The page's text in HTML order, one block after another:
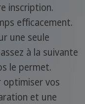
inscription.
efficacement.
une seule
à la suivante
le permet.
optimiser vos
et une